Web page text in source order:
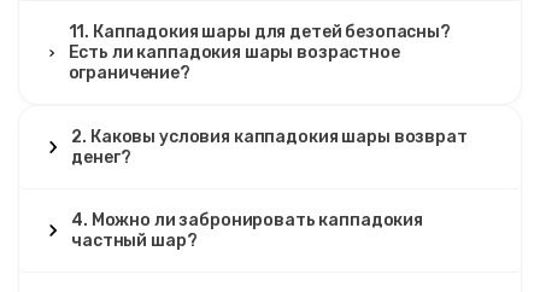
11. Каппадокия шары для детей безопасны?
Есть ли каппадокия шары возрастное
ограничение?
2. Каковы условия каппадокия шары возврат
денег?
4. Можно ли забронировать каппадокия
частный шар?